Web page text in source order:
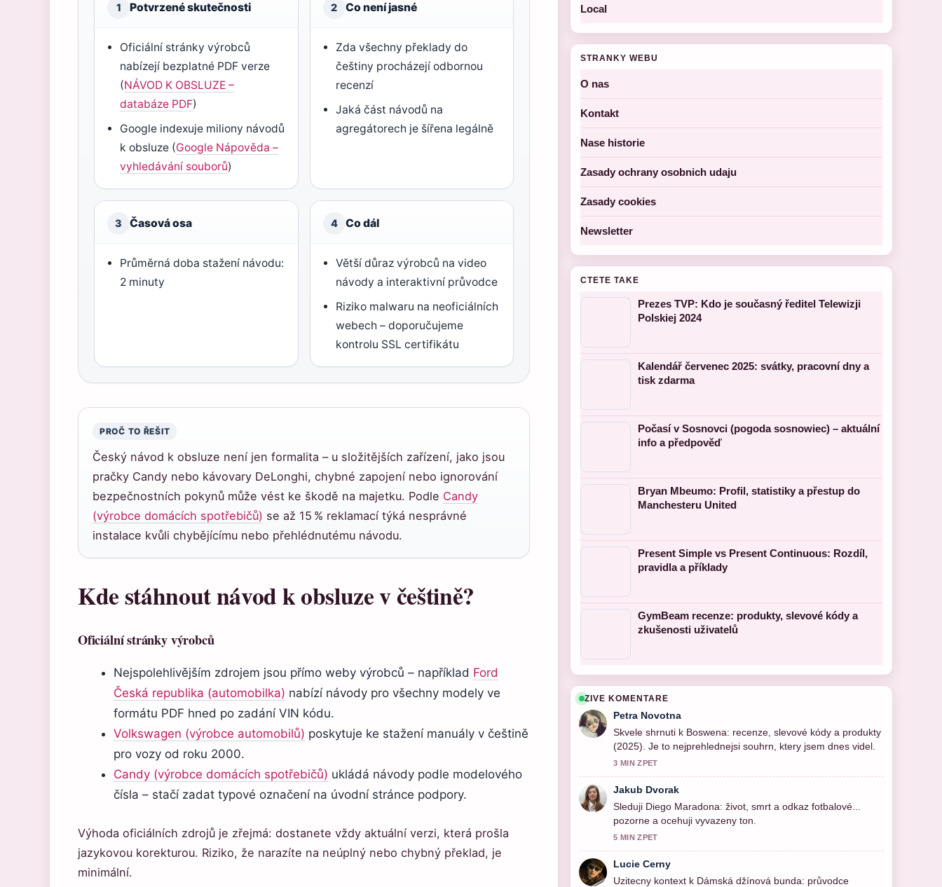
1 Potvrzené skutečnosti
Oficiální stránky výrobců
nabízejí bezplatné PDF verze
(NÁVOD K OBSLUZE –
databáze PDF)
Google indexuje miliony návodů
k obsluze (Google Nápověda –
vyhledávání souborů)
2 Co není jasné
Zda všechny překlady do
češtiny procházejí odbornou
recenzí
Jaká část návodů na
agregátorech je šířena legálně
3 Časová osa
Průměrná doba stažení návodu:
2 minuty
4 Co dál
Větší důraz výrobců na video
návody a interaktivní průvodce
Riziko malwaru na neoficiálních
webech – doporučujeme
kontrolu SSL certifikátu
PROČ TO ŘEŠIT
Český návod k obsluze není jen formalita – u složitějších zařízení, jako jsou
pračky Candy nebo kávovary DeLonghi, chybné zapojení nebo ignorování
bezpečnostních pokynů může vést ke škodě na majetku. Podle Candy
(výrobce domácích spotřebičů) se až 15 % reklamací týká nesprávné
instalace kvůli chybějícímu nebo přehlédnutému návodu.
Kde stáhnout návod k obsluze v češtině?
Oficiální stránky výrobců
Nejspolehlivějším zdrojem jsou přímo weby výrobců – například Ford
Česká republika (automobilka) nabízí návody pro všechny modely ve
formátu PDF hned po zadání VIN kódu.
Volkswagen (výrobce automobilů) poskytuje ke stažení manuály v češtině
pro vozy od roku 2000.
Candy (výrobce domácích spotřebičů) ukládá návody podle modelového
čísla – stačí zadat typové označení na úvodní stránce podpory.
Výhoda oficiálních zdrojů je zřejmá: dostanete vždy aktuální verzi, která prošla
jazykovou korekturou. Riziko, že narazíte na neúplný nebo chybný překlad, je
minimální.
Local
STRANKY WEBU
O nas
Kontakt
Nase historie
Zasady ochrany osobnich udaju
Zasady cookies
Newsletter
CTETE TAKE
Prezes TVP: Kdo je současný ředitel Telewizji
Polskiej 2024
Kalendář červenec 2025: svátky, pracovní dny a
tisk zdarma
Počasí v Sosnovci (pogoda sosnowiec) – aktuální
info a předpověď
Bryan Mbeumo: Profil, statistiky a přestup do
Manchesteru United
Present Simple vs Present Continuous: Rozdíl,
pravidla a příklady
GymBeam recenze: produkty, slevové kódy a
zkušenosti uživatelů
ZIVE KOMENTARE
Petra Novotna
Skvele shrnuti k Boswena: recenze, slevové kódy a produkty
(2025). Je to nejprehlednejsi souhrn, ktery jsem dnes videl.
3 MIN ZPET
Jakub Dvorak
Sleduji Diego Maradona: život, smrt a odkaz fotbalové...
pozorne a ocehuji vyvazeny ton.
5 MIN ZPET
Lucie Cerny
Uzitecny kontext k Dámská džínová bunda: průvodce